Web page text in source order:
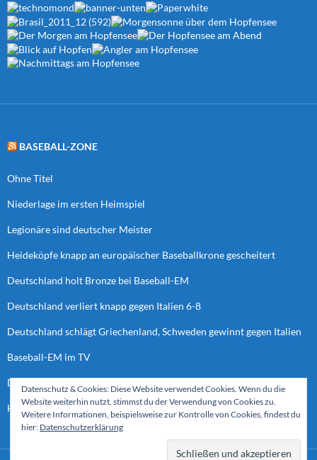
BASEBALL-ZONE
Ohne Titel
Niederlage im ersten Heimspiel
Legionäre sind deutscher Meister
Heideköpfe knapp an europäischer Baseballkrone gescheitert
Deutschland holt Bronze bei Baseball-EM
Deutschland verliert knapp gegen Italien 6-8
Deutschland schlägt Griechenland, Schweden gewinnt gegen Italien
Baseball-EM im TV
Deutschland verliert letztes Spiel der Vorrunde
Heideköpfe bei “European Cup Final Four”
Datenschutz & Cookies: Diese Website verwendet Cookies. Wenn du die
Website weiterhin nutzt, stimmst du der Verwendung von Cookies zu.
Weitere Informationen, beispielsweise zur Kontrolle von Cookies, findest du
hier: Datenschutzerklärung